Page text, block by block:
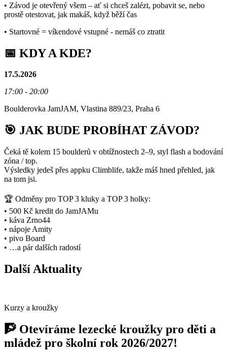
• Závod je otevřený všem – ať si chceš zalézt, pobavit se, nebo
prostě otestovat, jak makáš, když běží čas
• Startovné = víkendové vstupné - nemáš co ztratit
📅 KDY A KDE?
17.5.2026
17:00 - 20:00
Boulderovka JamJAM, Vlastina 889/23, Praha 6
🎯 JAK BUDE PROBÍHAT ZÁVOD?
Čeká tě kolem 15 boulderů v obtížnostech 2–9, styl flash a bodování
zóna / top.
Výsledky jedeš přes appku Climblife, takže máš hned přehled, jak
na tom jsi.
🏆 Odměny pro TOP 3 kluky a TOP 3 holky:
• 500 Kč kredit do JamJAMu
• káva Zrno44
• nápoje Amity
• pivo Board
• …a pár dalších radostí
Další Aktuality
Kurzy a kroužky
🧗 Otevíráme lezecké kroužky pro děti a
mládež pro školní rok 2026/2027!